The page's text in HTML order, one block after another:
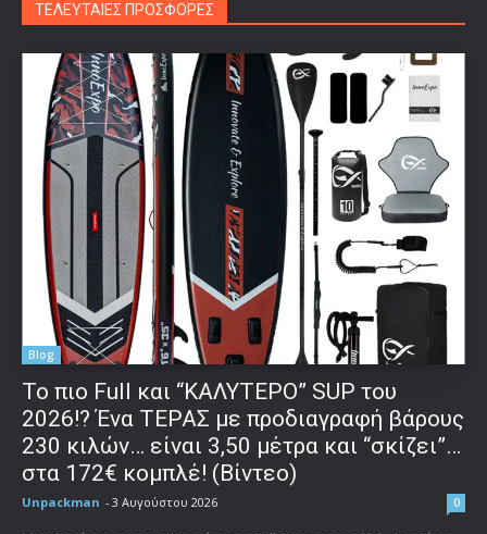
ΤΕΛΕΥΤΑΙΕΣ ΠΡΟΣΦΟΡΕΣ
Blog
To πιο Full και “ΚΑΛΥΤΕΡΟ” SUP του
2026!? Ένα ΤΕΡΑΣ με προδιαγραφή βάρους
230 κιλών… είναι 3,50 μέτρα και “σκίζει”…
στα 172€ κομπλέ! (Βίντεο)
Unpackman - 3 Αυγούστου 2026 0